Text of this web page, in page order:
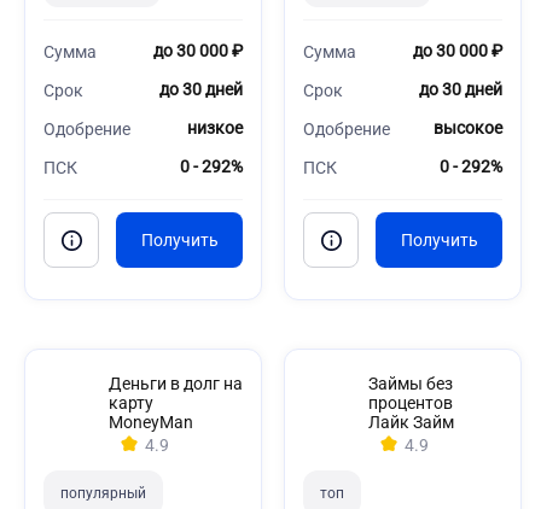
Сумма до 30 000 ₽
Срок до 30 дней
Одобрение низкое
ПСК 0 - 292%
Сумма до 30 000 ₽
Срок до 30 дней
Одобрение высокое
ПСК 0 - 292%
Деньги в долг на
карту
MoneyMan
4.9
популярный
Займы без
процентов
Лайк Займ
4.9
топ